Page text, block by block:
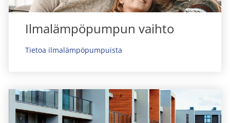
Ilmalämpöpumpun vaihto
Tietoa ilmalämpöpumpuista